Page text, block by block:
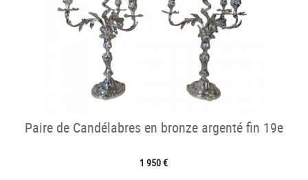
Paire de Candélabres en bronze argenté fin 19e
1 950 €